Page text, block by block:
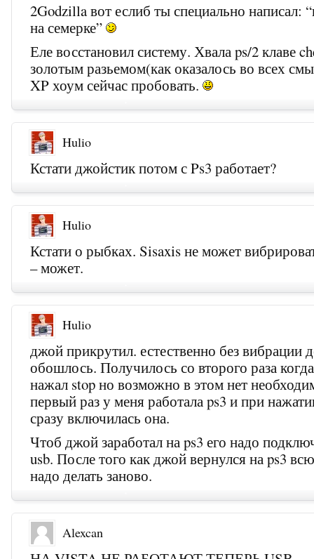
2Godzilla вот еслиб ты специально написал:
на семерке”
Еле восстановил систему. Хвала ps/2 клаве
золотым разьемом(как оказалось во всех
XP хоум сейчас пробовать.
Hulio
Кстати джойстик потом с Ps3 работает?
Hulio
Кстати о рыбках. Sisaxis не может
– может.
Hulio
джой прикрутил. естественно без вибрации
обошлось. Получилось со второго раза
нажал stop но возможно в этом нет
первый раз у меня работала ps3 и при
сразу включилась она.
Чтоб джой заработал на ps3 его надо
usb. После того как джой вернулся на ps3
надо делать заново.
Alexcan